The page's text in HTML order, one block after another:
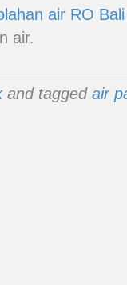
air RO Bali
air.
and tagged air